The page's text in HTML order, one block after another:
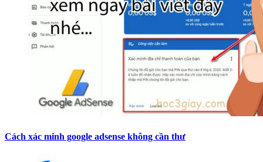
Cách xác minh google adsense không cần thư